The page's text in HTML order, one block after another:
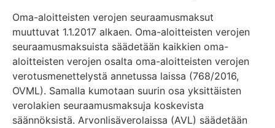
Oma-aloitteisten verojen seuraamusmaksut
muuttuvat 1.1.2017 alkaen. Oma-aloitteisten verojen
seuraamusmaksuista säädetään kaikkien oma-
aloitteisten verojen osalta oma-aloitteisten verojen
verotusmenettelystä annetussa laissa (768/2016,
OVML). Samalla kumotaan suurin osa yksittäisten
verolakien seuraamusmaksuja koskevista
säännöksistä. Arvonlisäverolaissa (AVL) säädetään